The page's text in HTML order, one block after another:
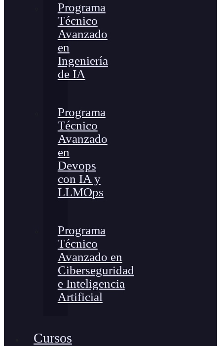
Programa
Técnico
Avanzado
en
Ingeniería
de IA
Programa
Técnico
Avanzado
en
Devops
con IA y
LLMOps
Programa
Técnico
Avanzado en
Ciberseguridad
e Inteligencia
Artificial
Cursos